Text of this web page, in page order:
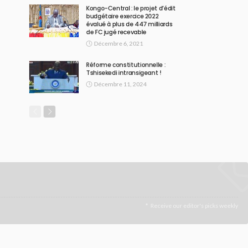
Kongo-Central : le projet d’édit
budgétaire exercice 2022
évalué à plus de 447 milliards
de FC jugé recevable
Décembre 6, 2021
Réforme constitutionnelle :
Tshisekedi intransigeant !
Décembre 11, 2024
Receive our editor's picks weekly